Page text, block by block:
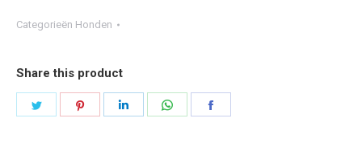
Categorieën Honden
Share this product